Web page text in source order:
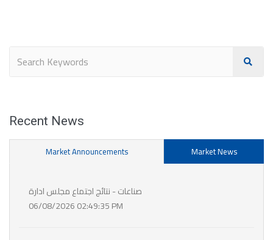
Recent News
Market Announcements Market News
صناعات - نتائج اجتماع مجلس ادارة
06/08/2026 02:49:35 PM